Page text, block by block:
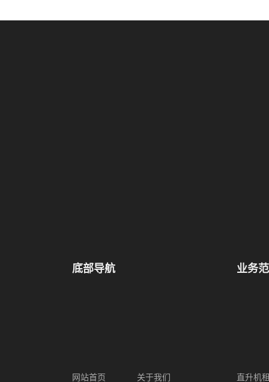
底部导航
网站首页 关于我们
业务
直升机